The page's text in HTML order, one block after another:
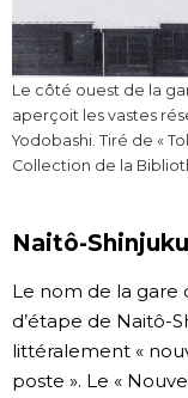
Le côté ouest de la
aperçoit les vastes
Yodobashi. Tiré de «
Collection de la
Naitô-
Le nom de la gare
d’étape de Naitô-
littéralement «
poste ». Le «